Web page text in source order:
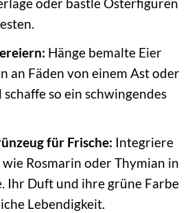
Hänge bemalte Eier
an Fäden von einem Ast oder
so ein schwingendes
für Frische: Integriere
Rosmarin oder Thymian in
Ihr Duft und ihre grüne Farbe
Lebendigkeit.